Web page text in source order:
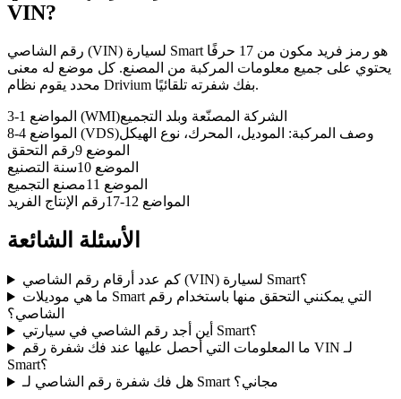
VIN?
رقم الشاصي (VIN) لسيارة Smart هو رمز فريد مكون من 17 حرفًا
يحتوي على جميع معلومات المركبة من المصنع. كل موضع له معنى
محدد يقوم نظام Drivium بفك شفرته تلقائيًا.
المواضع 1-3 (WMI)الشركة المصنّعة وبلد التجميع
المواضع 4-8 (VDS)وصف المركبة: الموديل، المحرك، نوع الهيكل
الموضع 9
رقم التحقق
الموضع 10
سنة التصنيع
الموضع 11
مصنع التجميع
المواضع 12-17
رقم الإنتاج الفريد
الأسئلة الشائعة
كم عدد أرقام رقم الشاصي (VIN) لسيارة Smart؟
ما هي موديلات Smart التي يمكنني التحقق منها باستخدام رقم
الشاصي؟
أين أجد رقم الشاصي في سيارتي Smart؟
ما المعلومات التي أحصل عليها عند فك شفرة رقم VIN لـ
Smart؟
هل فك شفرة رقم الشاصي لـ Smart مجاني؟